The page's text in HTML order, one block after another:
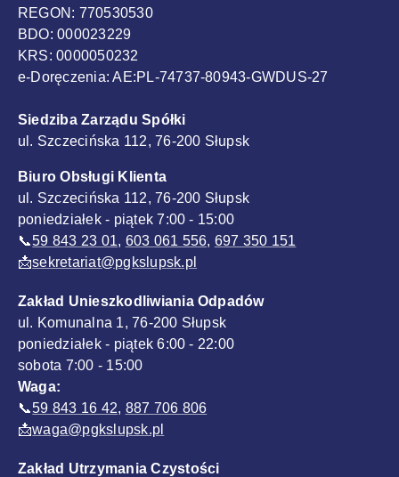
REGON: 770530530
BDO: 000023229
KRS: 0000050232
e-Doręczenia: AE:PL-74737-80943-GWDUS-27
Siedziba Zarządu Spółki
ul. Szczecińska 112, 76-200 Słupsk
Biuro Obsługi Klienta
ul. Szczecińska 112, 76-200 Słupsk
poniedziałek - piątek 7:00 - 15:00
📞59 843 23 01, 603 061 556, 697 350 151
📩sekretariat@pgkslupsk.pl
Zakład Unieszkodliwiania Odpadów
ul. Komunalna 1, 76-200 Słupsk
poniedziałek - piątek 6:00 - 22:00
sobota 7:00 - 15:00
Waga:
📞59 843 16 42, 887 706 806
📩waga@pgkslupsk.pl
Zakład Utrzymania Czystości